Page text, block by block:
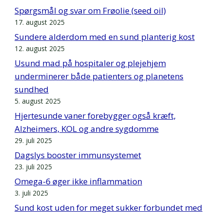
Spørgsmål og svar om Frøolie (seed oil)
17. august 2025
Sundere alderdom med en sund planterig kost
12. august 2025
Usund mad på hospitaler og plejehjem
underminerer både patienters og planetens
sundhed
5. august 2025
Hjertesunde vaner forebygger også kræft,
Alzheimers, KOL og andre sygdomme
29. juli 2025
Dagslys booster immunsystemet
23. juli 2025
Omega-6 øger ikke inflammation
3. juli 2025
Sund kost uden for meget sukker forbundet med